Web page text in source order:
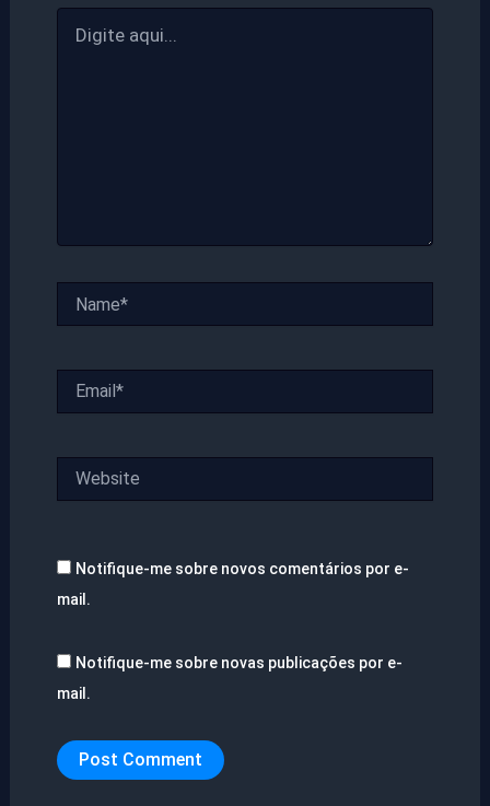
aqui...
Notifique-me sobre novos comentários por e-
mail.
Notifique-me sobre novas publicações por e-
mail.